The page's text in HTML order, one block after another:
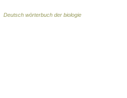
Deutsch wörterbuch der biologie